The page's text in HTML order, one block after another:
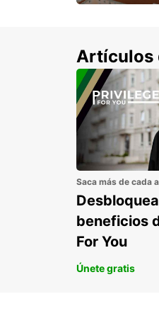
Artículos
Saca más de cada
beneficios
For You
Únete gratis